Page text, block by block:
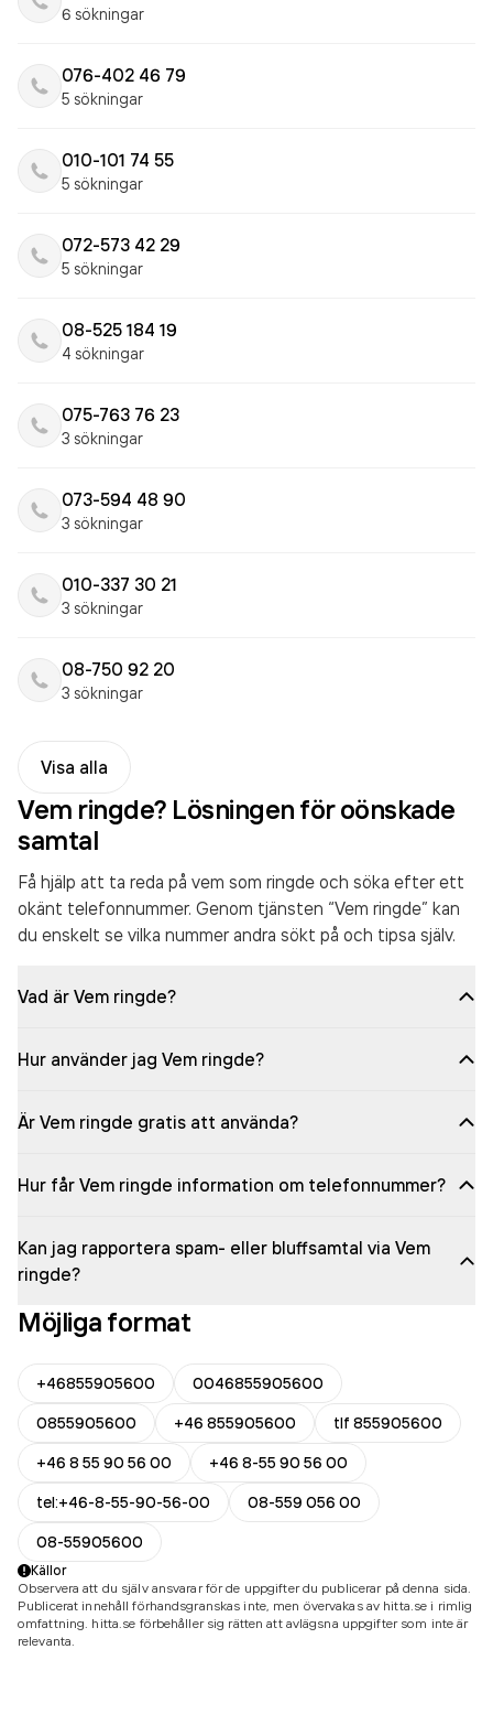
6 sökningar
076-402 46 79
5 sökningar
010-101 74 55
5 sökningar
072-573 42 29
5 sökningar
08-525 184 19
4 sökningar
075-763 76 23
3 sökningar
073-594 48 90
3 sökningar
010-337 30 21
3 sökningar
08-750 92 20
3 sökningar
Visa alla
Vem ringde? Lösningen för oönskade
samtal
Få hjälp att ta reda på vem som ringde och söka efter ett
okänt telefonnummer. Genom tjänsten “Vem ringde” kan
du enskelt se vilka nummer andra sökt på och tipsa själv.
Vad är Vem ringde?
Hur använder jag Vem ringde?
Är Vem ringde gratis att använda?
Hur får Vem ringde information om telefonnummer?
Kan jag rapportera spam- eller bluffsamtal via Vem
ringde?
Möjliga format
+46855905600
0046855905600
0855905600
+46 855905600
tlf 855905600
+46 8 55 90 56 00
+46 8-55 90 56 00
tel:+46-8-55-90-56-00
08-559 056 00
08-55905600
Källor
Observera att du själv ansvarar för de uppgifter du publicerar på denna sida.
Publicerat innehåll förhandsgranskas inte, men övervakas av hitta.se i rimlig
omfattning. hitta.se förbehåller sig rätten att avlägsna uppgifter som inte är
relevanta.